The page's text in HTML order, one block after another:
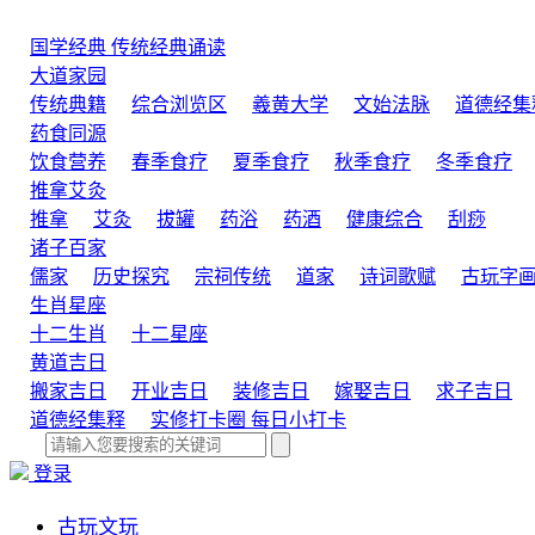
国学经典 传统经典诵读
大道家园
传统典籍
综合浏览区 羲黄大学 文始法脉
道德经集
药食同源
饮食营养
春季食疗 夏季食疗 秋季食疗 冬季食疗
推拿艾灸
推拿
艾灸 拔罐 药浴 药酒 健康综合
刮痧
诸子百家
儒家
历史探究 宗祠传统 道家 诗词歌赋 古玩字画
生肖星座
十二生肖
十二星座
黄道吉日
搬家吉日
开业吉日 装修吉日 嫁娶吉日
求子吉日
道德经集释
实修打卡圈 每日小打卡
登录
古玩文玩